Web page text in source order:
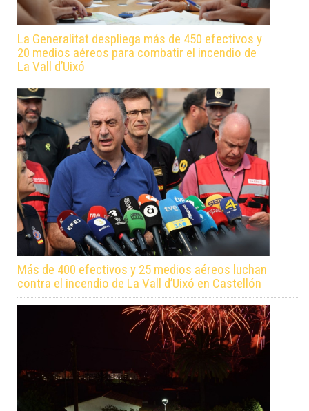
La Generalitat despliega más de 450 efectivos y
20 medios aéreos para combatir el incendio de
La Vall d’Uixó
Más de 400 efectivos y 25 medios aéreos luchan
contra el incendio de La Vall d’Uixó en Castellón